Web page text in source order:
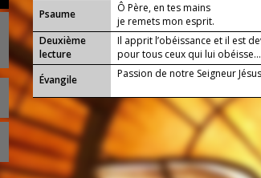
Psaume
Ô Père, en tes mains
je remets mon esprit.
Deuxième
lecture
Il apprit l’obéissance et il est
pour tous ceux qui lui obéisse...
Évangile Passion de notre Seigneur